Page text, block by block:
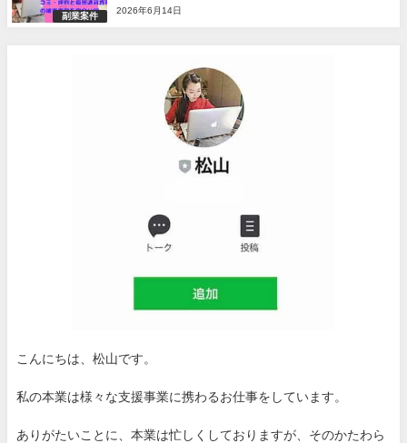
副業案件
2026年6月14日
こんにちは、松山です。
私の本業は様々な支援事業に携わるお仕事をしています。
ありがたいことに、本業は忙しくしておりますが、そのかたわら